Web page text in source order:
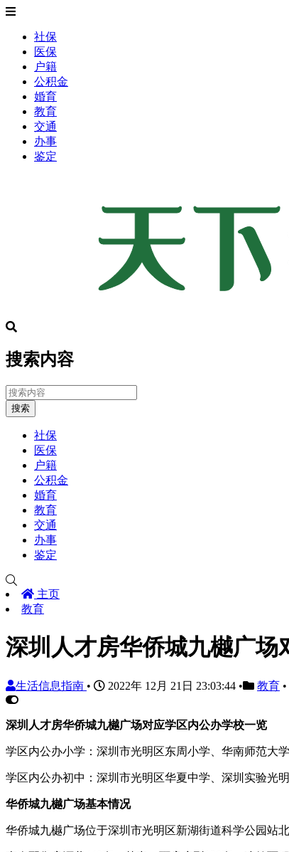
社保
医保
户籍
公积金
婚育
教育
交通
办事
鉴定
搜索内容
搜索
社保
医保
户籍
公积金
婚育
教育
交通
办事
鉴定
主页
教育
深圳人才房华侨城九樾广场
生活信息指南 • 2022年 12月 21日 23:03:44 • 教育 •
深圳人才房华侨城九樾广场对应学区内公办学校一览
学区内公办小学：深圳市光明区东周小学、华南师范大
学区内公办初中：深圳市光明区华夏中学、深圳实验光
华侨城九樾广场基本情况
华侨城九樾广场位于深圳市光明区新湖街道科学公园站